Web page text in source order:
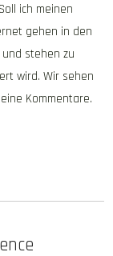
ich meinen
gehen in den
stehen zu
wird. Wir sehen
Kommentare.